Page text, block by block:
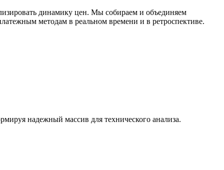
динамику цен. Мы собираем и объединяем
методам в реальном времени и в ретроспективе.
надежный массив для технического анализа.